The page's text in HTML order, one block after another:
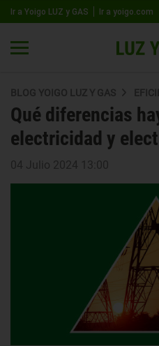
Ir a Yoigo LUZ y GAS Ir a yoigo.com
BLOG YOIGO LUZ Y GAS
Qué diferencias
electricidad y
04 Julio 2024 13:00